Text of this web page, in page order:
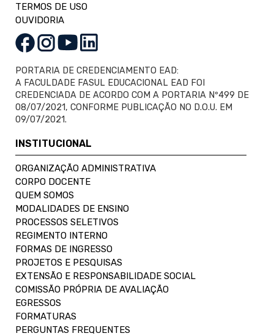
TERMOS DE USO
OUVIDORIA
PORTARIA DE CREDENCIAMENTO EAD:
A FACULDADE FASUL EDUCACIONAL EAD FOI
CREDENCIADA DE ACORDO COM A PORTARIA Nº499 DE
08/07/2021, CONFORME PUBLICAÇÃO NO D.O.U. EM
09/07/2021.
INSTITUCIONAL
ORGANIZAÇÃO ADMINISTRATIVA
CORPO DOCENTE
QUEM SOMOS
MODALIDADES DE ENSINO
PROCESSOS SELETIVOS
REGIMENTO INTERNO
FORMAS DE INGRESSO
PROJETOS E PESQUISAS
EXTENSÃO E RESPONSABILIDADE SOCIAL
COMISSÃO PRÓPRIA DE AVALIAÇÃO
EGRESSOS
FORMATURAS
PERGUNTAS FREQUENTES